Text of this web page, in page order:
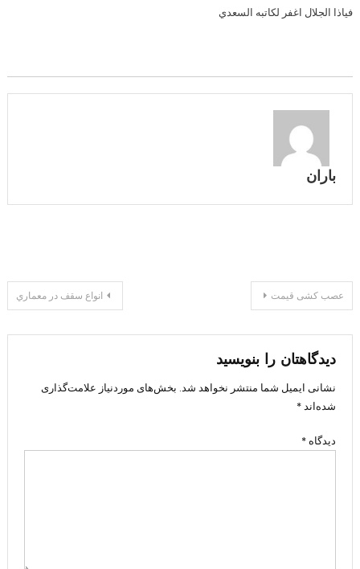
فياذا الجلال اغفر لکاتبه السعدي
باران
راهبری
نوشته
انواع سقف در معماري عصب کشی قیمت
دیدگاهتان را بنویسید
نشانی ایمیل شما منتشر نخواهد شد. بخش‌های موردنیاز علامت‌گذاری
شده‌اند*
دیدگاه *